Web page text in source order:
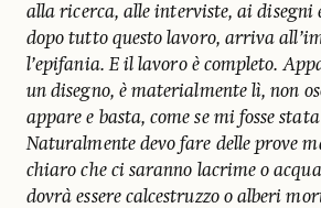
alla ricerca, alle interviste, ai disegni
dopo tutto questo lavoro, arriva
l’epifania. E il lavoro è completo.
un disegno, è materialmente lì, non
appare e basta, come se mi fosse
Naturalmente devo fare delle prove
chiaro che ci saranno lacrime o
dovrà essere calcestruzzo o alberi